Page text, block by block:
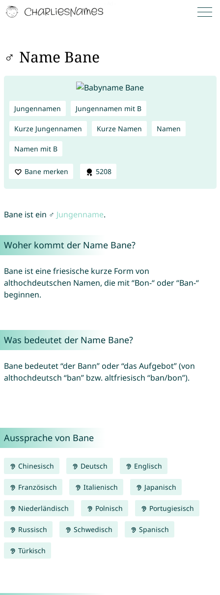
♂ Name Bane
Jungennamen Jungennamen mit B
Kurze Jungennamen Kurze Namen Namen
Namen mit B
Bane merken 5208
Bane ist ein ♂ Jungenname.
Woher kommt der Name Bane?
Bane ist eine friesische kurze Form von
althochdeutschen Namen, die mit “Bon-“ oder “Ban-“
beginnen.
Was bedeutet der Name Bane?
Bane bedeutet “der Bann” oder “das Aufgebot” (von
althochdeutsch “ban” bzw. altfriesisch “ban/bon”).
Aussprache von Bane
Chinesisch Deutsch Englisch
Französisch Italienisch Japanisch
Niederländisch Polnisch Portugiesisch
Russisch Schwedisch Spanisch
Türkisch